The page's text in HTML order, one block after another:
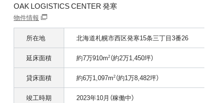
OAK LOGISTICS CENTER 発寒
物件情報
所在地 北海道札幌市西区発寒15条三丁目3番26
延床面積 約7万910m2（約2万1,450坪）
貸床面積 約6万1,097m2（約1万8,482坪）
竣工時期 2023年10月（稼働中）